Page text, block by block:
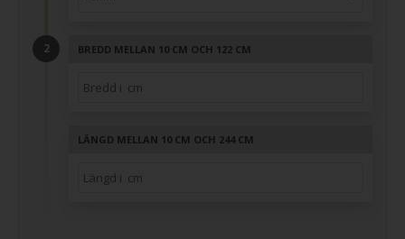
BREDD MELLAN 10 CM OCH 122 CM
LÄNGD MELLAN 10 CM OCH 244 CM